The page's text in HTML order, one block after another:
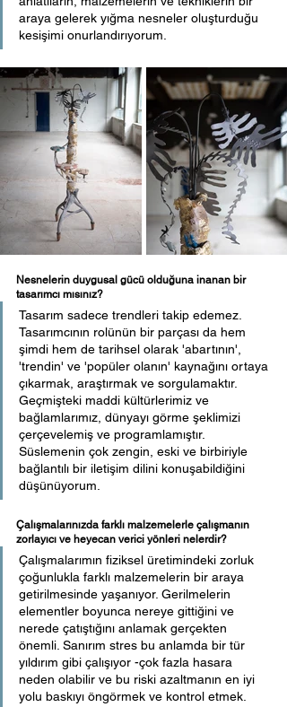
araya gelerek yığma nesneler oluşturduğu
kesişimi onurlandırıyorum.
Nesnelerin duygusal gücü olduğuna inanan bir
tasarımcı mısınız?
Tasarım sadece trendleri takip edemez.
Tasarımcının rolünün bir parçası da hem
şimdi hem de tarihsel olarak 'abartının',
'trendin' ve 'popüler olanın' kaynağını ortaya
çıkarmak, araştırmak ve sorgulamaktır.
Geçmişteki maddi kültürlerimiz ve
bağlamlarımız, dünyayı görme şeklimizi
çerçevelemiş ve programlamıştır.
Süslemenin çok zengin, eski ve birbiriyle
bağlantılı bir iletişim dilini konuşabildiğini
düşünüyorum.
Çalışmalarınızda farklı malzemelerle çalışmanın
zorlayıcı ve heyecan verici yönleri nelerdir?
Çalışmalarımın fiziksel üretimindeki zorluk
çoğunlukla farklı malzemelerin bir araya
getirilmesinde yaşanıyor. Gerilmelerin
elementler boyunca nereye gittiğini ve
nerede çatıştığını anlamak gerçekten
önemli. Sanırım stres bu anlamda bir tür
yıldırım gibi çalışıyor -çok fazla hasara
neden olabilir ve bu riski azaltmanın en iyi
yolu baskıyı öngörmek ve kontrol etmek.